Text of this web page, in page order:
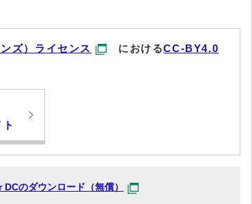
ズ）ライセンス におけるCC-BY4.0
のダウンロード（無償）